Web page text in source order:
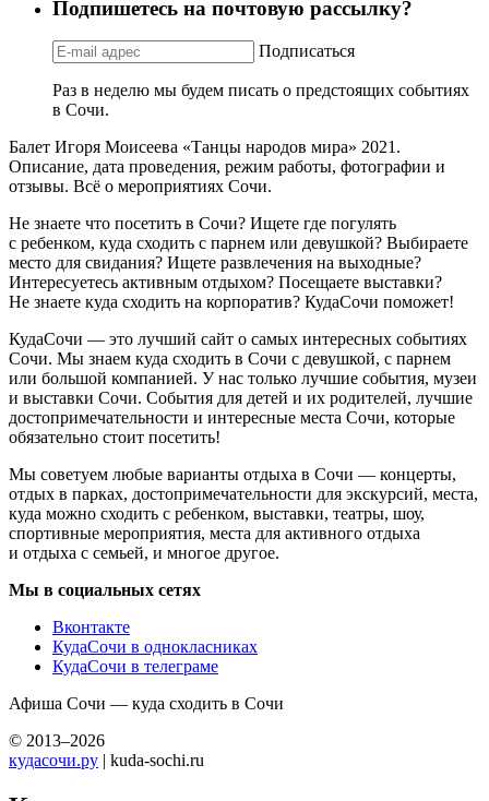
Подпишетесь на почтовую рассылку?
Подписаться
Раз в неделю мы будем писать о предстоящих событиях
в Сочи.
Балет Игоря Моисеева «Танцы народов мира» 2021.
Описание, дата проведения, режим работы, фотографии и
отзывы. Всё о мероприятиях Сочи.
Не знаете что посетить в Сочи? Ищете где погулять
с ребенком, куда сходить с парнем или девушкой? Выбираете
место для свидания? Ищете развлечения на выходные?
Интересуетесь активным отдыхом? Посещаете выставки?
Не знаете куда сходить на корпоратив? КудаСочи поможет!
КудаСочи — это лучший сайт о самых интересных событиях
Сочи. Мы знаем куда сходить в Сочи с девушкой, с парнем
или большой компанией. У нас только лучшие события, музеи
и выставки Сочи. События для детей и их родителей, лучшие
достопримечательности и интересные места Сочи, которые
обязательно стоит посетить!
Мы советуем любые варианты отдыха в Сочи — концерты,
отдых в парках, достопримечательности для экскурсий, места,
куда можно сходить с ребенком, выставки, театры, шоу,
спортивные мероприятия, места для активного отдыха
и отдыха с семьей, и многое другое.
Мы в социальных сетях
Вконтакте
КудаСочи в однокласниках
КудаСочи в телеграме
Афиша Сочи — куда сходить в Сочи
© 2013–2026
кудасочи.ру | kuda-sochi.ru